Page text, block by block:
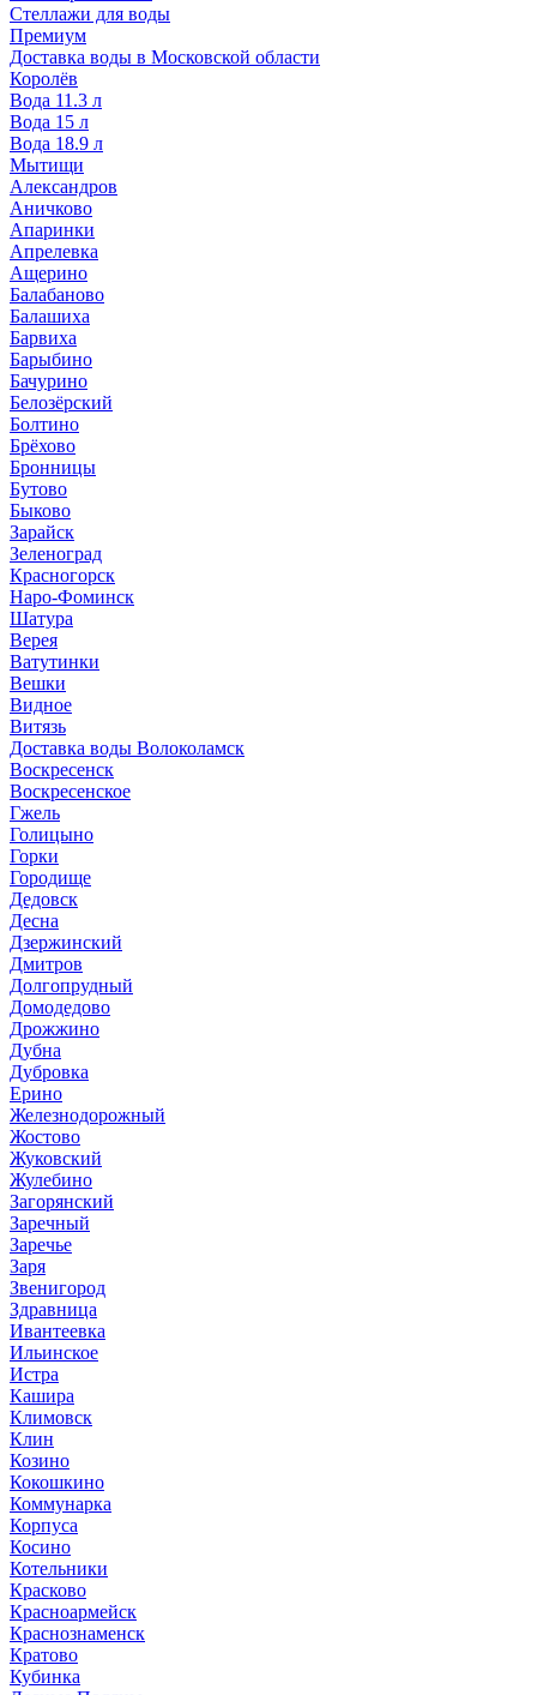
Стеллажи для воды
Премиум
Доставка воды в Московской области
Королёв
Вода 11.3 л
Вода 15 л
Вода 18.9 л
Мытищи
Александров
Аничково
Апаринки
Апрелевка
Ащерино
Балабаново
Балашиха
Барвиха
Барыбино
Бачурино
Белозёрский
Болтино
Брёхово
Бронницы
Бутово
Быково
Зарайск
Зеленоград
Красногорск
Наро-Фоминск
Шатура
Верея
Ватутинки
Вешки
Видное
Витязь
Доставка воды Волоколамск
Воскресенск
Воскресенское
Гжель
Голицыно
Горки
Городище
Дедовск
Десна
Дзержинский
Дмитров
Долгопрудный
Домодедово
Дрожжино
Дубна
Дубровка
Ерино
Железнодорожный
Жостово
Жуковский
Жулебино
Загорянский
Заречный
Заречье
Заря
Звенигород
Здравница
Ивантеевка
Ильинское
Истра
Кашира
Климовск
Клин
Козино
Кокошкино
Коммунарка
Корпуса
Косино
Котельники
Красково
Красноармейск
Краснознаменск
Кратово
Кубинка